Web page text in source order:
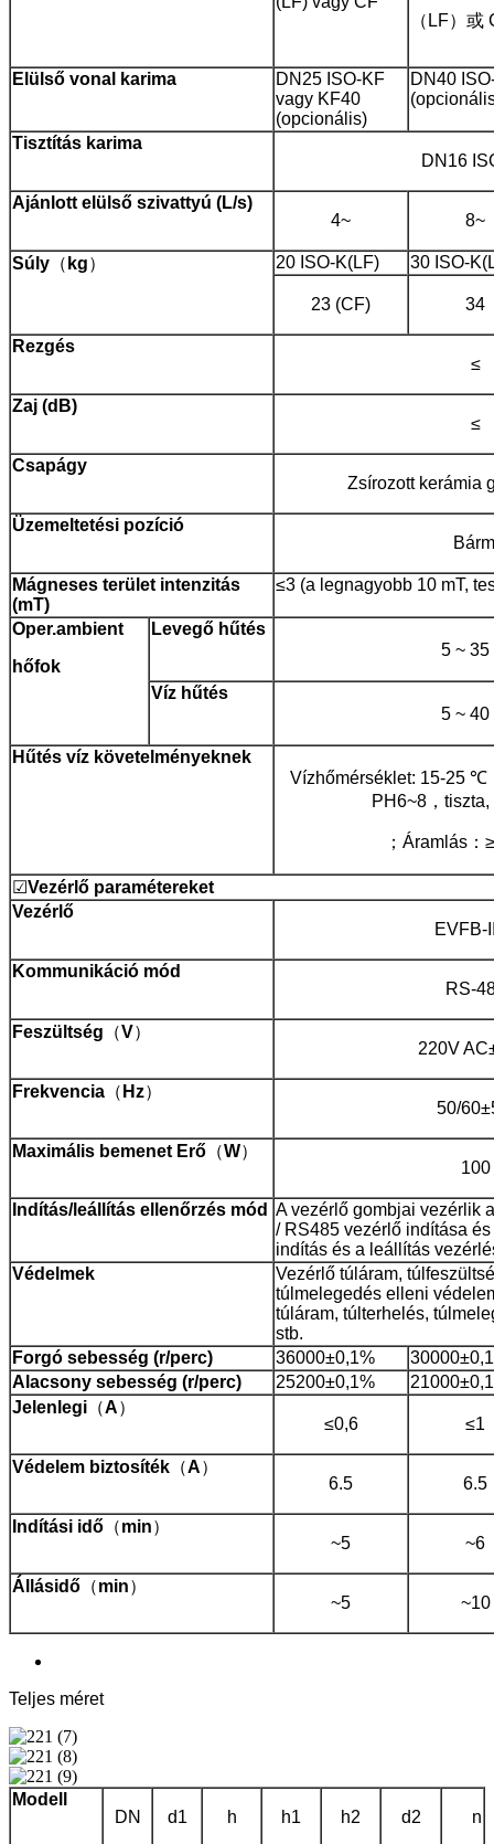
（LF）或
Elülső vonal karima
DN25 ISO-KF
vagy KF40
(opcionális)
DN40
Tisztítás karima
DN16
Ajánlott elülső szivattyú (L/s)
4~
8~
Súly （ kg） 20 ISO-K(LF) 30 ISO-
23 (CF) 34
Rezgés
≤
Zaj (dB)
≤
Csapágy
Zsírozott kerámia
Üzemeltetési pozíció
Mágneses terület intenzitás
(mT)
≤3 (a legnagyobb 10 mT,
Oper.ambient
hőfok
Levegő hűtés
5 ~
Víz hűtés
5 ~
Hűtés víz követelményeknek
Vízhőmérséklet: 15-25 ℃
PH6~8，
；Áramlás：
☑Vezérlő paramétereket
Vezérlő
EVFB-
Kommunikáció mód
RS-
Feszültség （V）
220V
Frekvencia （ Hz）
50/
Maximális bemenet Erő （W）
100
Indítás/leállítás ellenőrzés mód A vezérlő gombjai vezérlik
/ RS485 vezérlő indítása
indítás és a leállítás
Védelmek
Vezérlő túláram,
túlmelegedés elleni
túláram, túlterhelés,
stb.
Forgó sebesség (r/perc) 36000±0,1%
Alacsony sebesség (r/perc) 25200±0,1%
Jelenlegi （A）
≤0,6
≤1
Védelem biztosíték （A）
6.5
6.5
Indítási idő （min）
~5
~6
Állásidő （min）
~5
~10
Teljes méret
Modell
DN
d1 h h1 h2 d2 n